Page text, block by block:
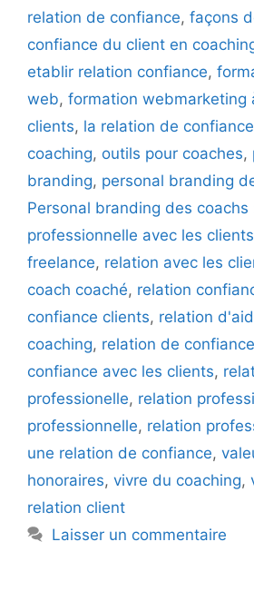
relation de confiance, façons
confiance du client en
etablir relation confiance,
web, formation webmarketing
clients, la relation de confiance
coaching, outils pour coaches,
branding, personal branding
Personal branding des coachs
professionnelle avec les clients
freelance, relation avec les
coach coaché, relation
confiance clients, relation
coaching, relation de confiance
confiance avec les clients,
professionelle, relation
professionnelle, relation
une relation de confiance,
honoraires, vivre du coaching,
relation client
Laisser un commentaire